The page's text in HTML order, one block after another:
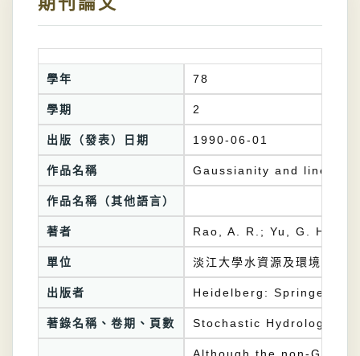
學年 78
學期 2
出版（發表）日期 1990-06-01
作品名稱 Gaussianity and
作品名稱（其他語言）
著者 Rao, A. R.; Yu, G. H.
單位 淡江大學水資源及環境工程
出版者 Heidelberg: Springer
著錄名稱、卷期、頁數 Stochastic Hydrology